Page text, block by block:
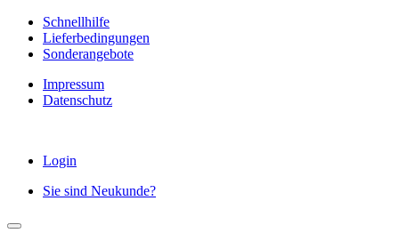
Schnellhilfe
Lieferbedingungen
Sonderangebote
Impressum
Datenschutz
Login
Sie sind Neukunde?